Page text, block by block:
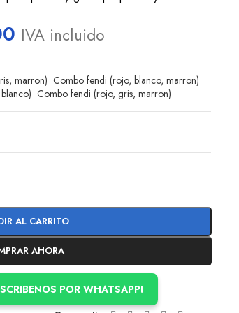
IVA incluido
marron) Combo fendi (rojo, blanco, marron)
Combo fendi (rojo, gris, marron)
AL CARRITO
AHORA
POR WHATSAPP!